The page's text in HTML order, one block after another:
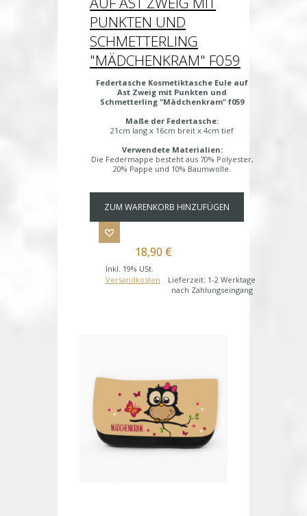
PUNKTEN UND
SCHMETTERLING
"MÄDCHENKRAM" F059
Federtasche Kosmetiktasche Eule auf
Ast Zweig mit Punkten und
Schmetterling "Mädchenkram" f059
Maße der Federtasche:
21cm lang x 16cm breit x 4cm tief
Verwendete Materialien:
Die Federmappe besteht aus 70% Polyester,
20% Pappe und 10% Baumwolle.
ZUM WARENKORB HINZUFÜGEN
18,90 €
Inkl. 19% USt.
Versandkosten
Lieferzeit: 1-2 Werktage
nach Zahlungseingang